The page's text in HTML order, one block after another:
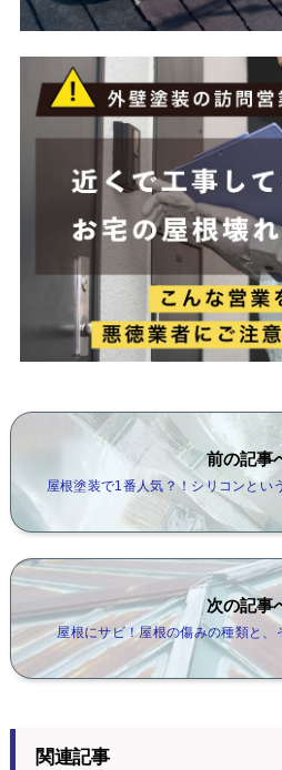
前の記事
屋根塗装で1番人気？！シリコンとい
次の記事
屋根にサビ！屋根の傷みの種類と、
関連記事